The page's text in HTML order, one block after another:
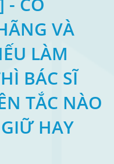
VÀ
LÀM
BÁC SĨ
TẮC NÀO
HAY